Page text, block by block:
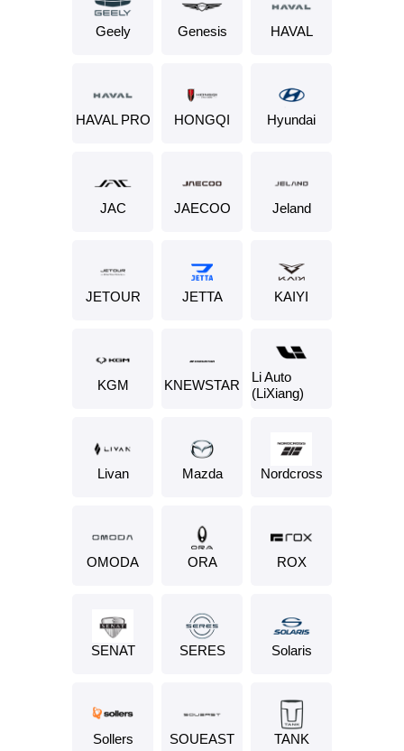
Geely Genesis HAVAL
HAVAL PRO HONGQI Hyundai
JAC JAECOO Jeland
JETOUR JETTA KAIYI
KGM KNEWSTAR
Li Auto
(LiXiang)
Livan Mazda Nordсross
OMODA ORA ROX
SENAT SERES Solaris
Sollers SOUEAST TANK